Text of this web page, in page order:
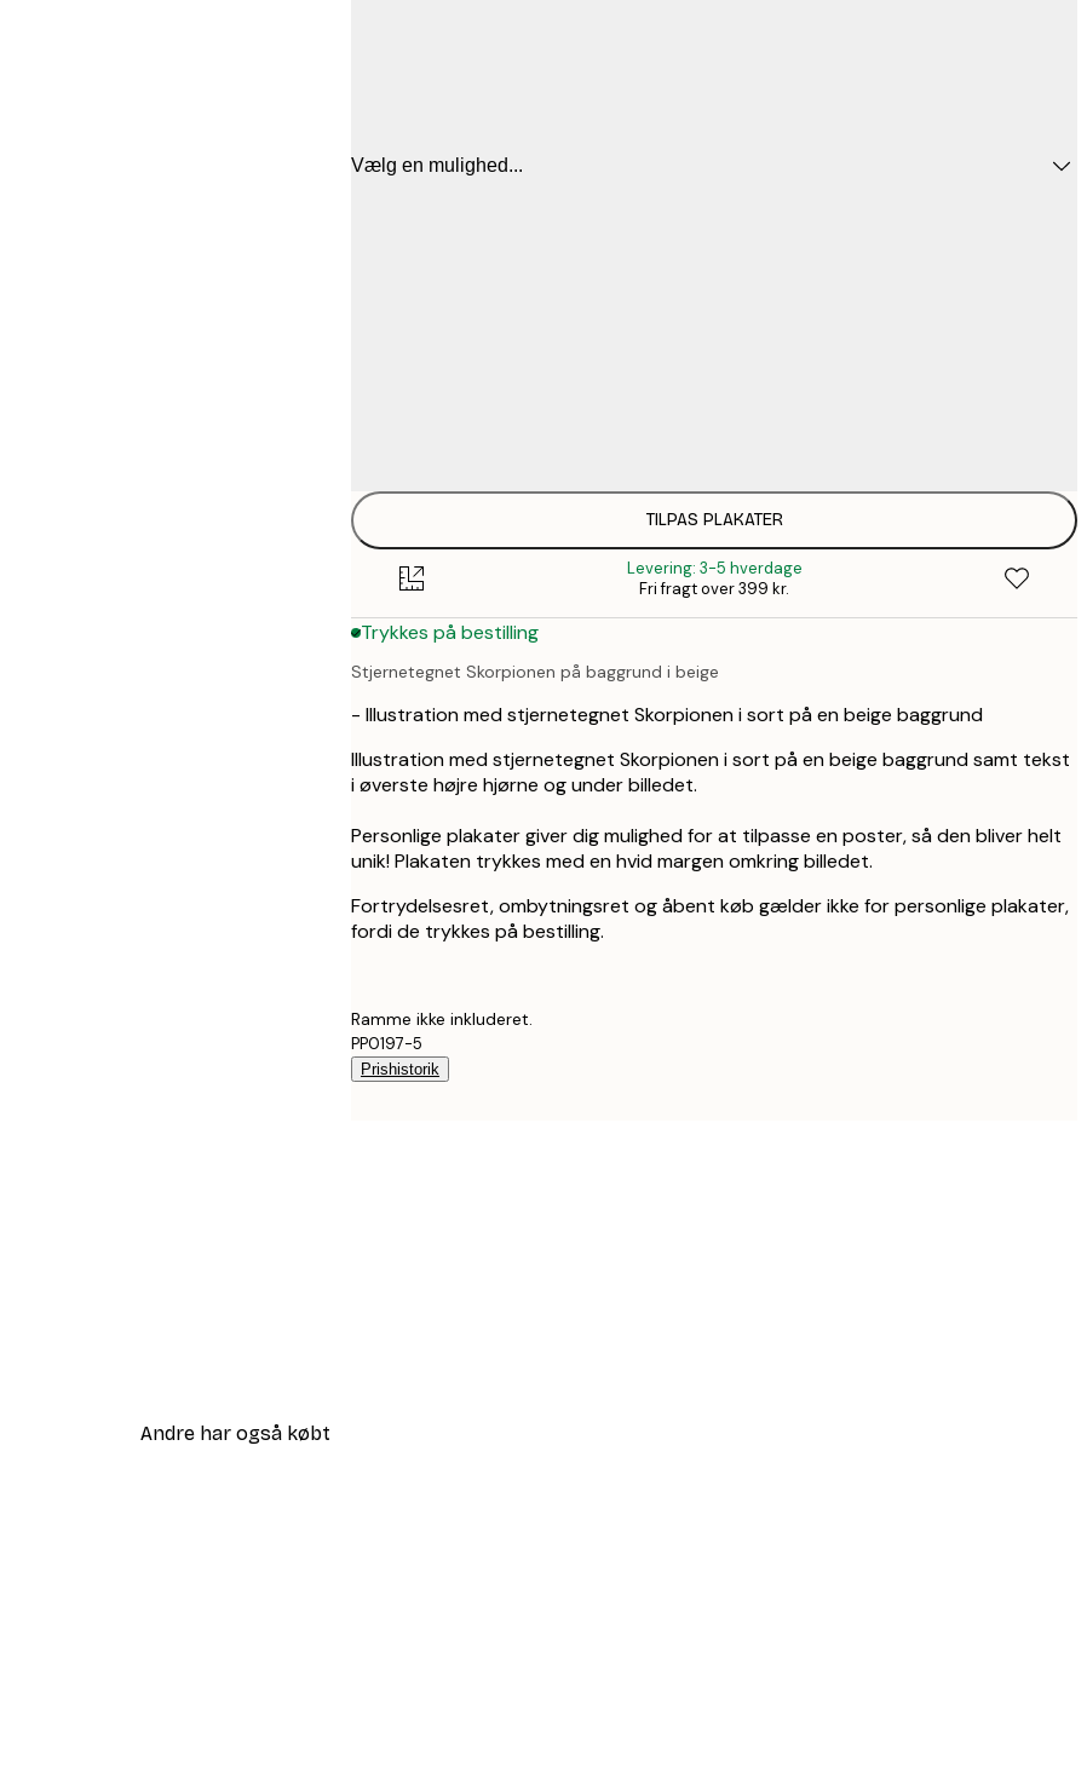
Vælg en mulighed...
50x70 cm
TILPAS PLAKATER
Levering: 3-5 hverdage
Fri fragt over 399 kr.
Trykkes på bestilling
Stjernetegnet Skorpionen på baggrund i beige
- Illustration med stjernetegnet Skorpionen i sort på en beige baggrund
Illustration med stjernetegnet Skorpionen i sort på en beige baggrund samt tekst
i øverste højre hjørne og under billedet.
Personlige plakater giver dig mulighed for at tilpasse en poster, så den bliver helt
unik! Plakaten trykkes med en hvid margen omkring billedet.
Fortrydelsesret, ombytningsret og åbent køb gælder ikke for personlige plakater,
fordi de trykkes på bestilling.
Ramme ikke inkluderet.
PP0197-5
Prishistorik
Andre har også købt